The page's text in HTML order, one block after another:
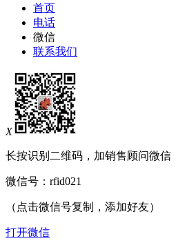
首页
电话
微信
联系我们
X
长按识别二维码，加销售顾问微信
微信号： rfid021
（点击微信号复制，添加好友）
打开微信